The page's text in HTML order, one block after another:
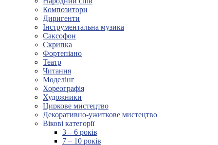
Композитори
Диригенти
Інструментальна музика
Саксофон
Скрипка
Фортепіано
Театр
Читання
Моделінг
Хореографія
Художники
Циркове мистецтво
Декоративно-ужиткове мистецтво
Вікові категорії
3 – 6 років
7 – 10 років